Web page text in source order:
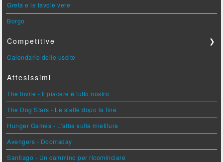
Greta e le favole vere
Borgo
Competitive ❯
Calendario delle uscite
Attesissimi
The Invite - Il piacere è tutto nostro
The Dog Stars - Le stelle dopo la fine
Hunger Games - L'alba sulla mietitura
Avengers - Doomsday
Santiago - Un cammino per ricominciare